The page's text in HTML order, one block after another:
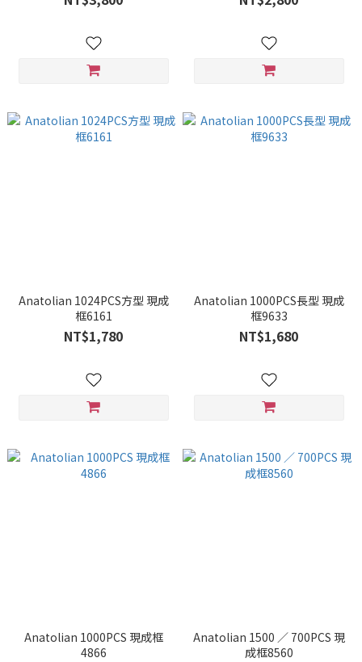
Anatolian 1024PCS方型 現成
框6161
NT$1,780
Anatolian 1000PCS長型 現成
框9633
NT$1,680
Anatolian 1000PCS 現成框
4866
Anatolian 1500 ∕ 700PCS 現
成框8560